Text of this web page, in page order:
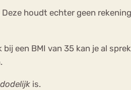
houdt echter geen
een BMI van 35 kan je al
dodelijk is.